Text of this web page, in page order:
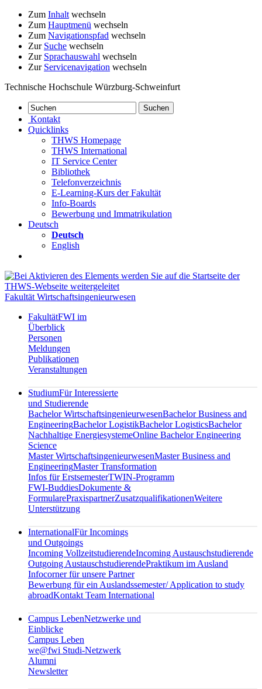
Zum Inhalt wechseln
Zum Hauptmenü wechseln
Zum Navigationspfad wechseln
Zur Suche wechseln
Zur Sprachauswahl wechseln
Zur Servicenavigation wechseln
Technische Hochschule Würzburg-Schweinfurt
Kontakt
Quicklinks
THWS Homepage
THWS International
IT Service Center
Bibliothek
Telefonverzeichnis
E-Learning-Kurs der Fakultät
Info-Boards
Bewerbung und Immatrikulation
Deutsch
Deutsch
English
Fakultät Wirtschaftsingenieurwesen
FakultätFWI im
Überblick
Personen
Meldungen
Publikationen
Veranstaltungen
StudiumFür Interessierte
und Studierende
Bachelor WirtschaftsingenieurwesenBachelor Business and
EngineeringBachelor LogistikBachelor LogisticsBachelor
Nachhaltige EnergiesystemeOnline Bachelor Engineering
Science
Master WirtschaftsingenieurwesenMaster Business and
EngineeringMaster Transformation
Infos für ErstsemesterTWIN-Programm
FWI-BuddiesDokumente &
FormularePraxispartnerZusatzqualifikationenWeitere
Unterstützung
InternationalFür Incomings
und Outgoings
Incoming VollzeitstudierendeIncoming Austauschstudierende
Outgoing AustauschstudierendePraktikum im Ausland
Infocorner für unsere Partner
Bewerbung für ein Auslandssemester/ Application to study
abroadKontakt Team International
Campus LebenNetzwerke und
Einblicke
Campus Leben
we@fwi Studi-Netzwerk
Alumni
Newsletter